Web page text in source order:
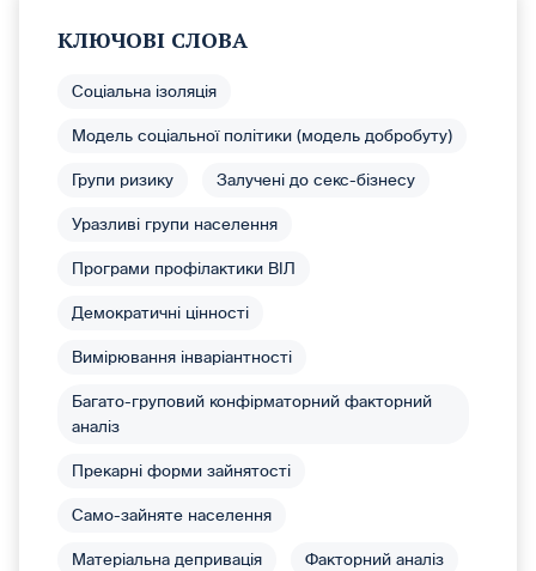
КЛЮЧОВІ СЛОВА
Соціальна ізоляція
Модель соціальної політики (модель добробуту)
Групи ризику Залучені до секс-бізнесу
Уразливі групи населення
Програми профілактики ВІЛ
Демократичні цінності
Вимірювання інваріантності
Багато-груповий конфірматорний факторний
аналіз
Прекарні форми зайнятості
Само-зайняте населення
Матеріальна депривація Факторний аналіз